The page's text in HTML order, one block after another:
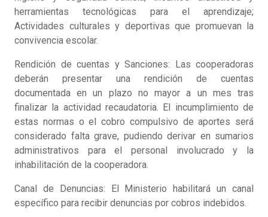
herramientas tecnológicas para el aprendizaje;
Actividades culturales y deportivas que promuevan la
convivencia escolar.
Rendición de cuentas y Sanciones: Las cooperadoras
deberán presentar una rendición de cuentas
documentada en un plazo no mayor a un mes tras
finalizar la actividad recaudatoria. El incumplimiento de
estas normas o el cobro compulsivo de aportes será
considerado falta grave, pudiendo derivar en sumarios
administrativos para el personal involucrado y la
inhabilitación de la cooperadora.
Canal de Denuncias: El Ministerio habilitará un canal
específico para recibir denuncias por cobros indebidos.